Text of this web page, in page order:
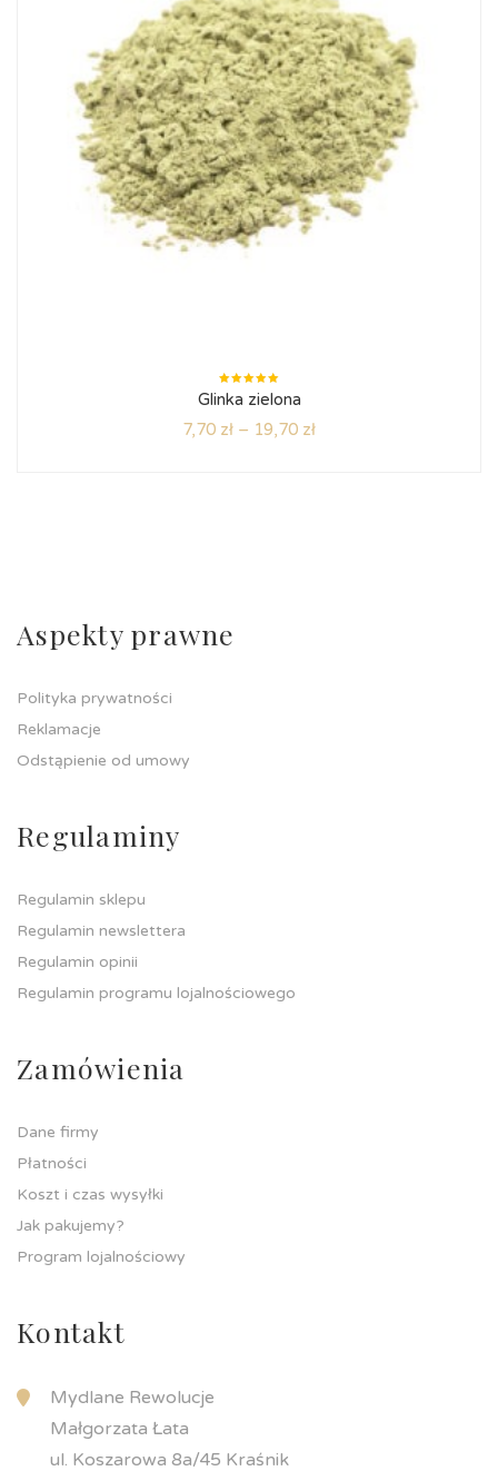
Oceniono
5.00na
Glinka zielona
7,70 zł – 19,70 zł
Aspekty prawne
Polityka prywatności
Reklamacje
Odstąpienie od umowy
Regulaminy
Regulamin sklepu
Regulamin newslettera
Regulamin opinii
Regulamin programu lojalnościowego
Zamówienia
Dane firmy
Płatności
Koszt i czas wysyłki
Jak pakujemy?
Program lojalnościowy
Kontakt
Mydlane Rewolucje
Małgorzata Łata
ul. Koszarowa 8a/45 Kraśnik